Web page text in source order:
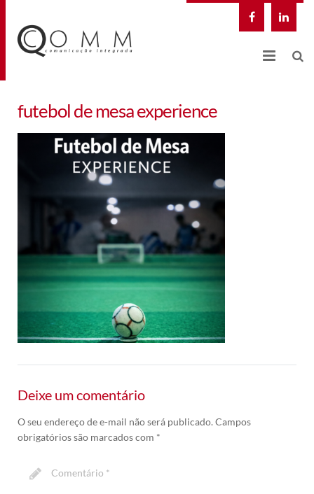
SOLUÇÕES INTEGRADAS
CONTATO
futebol de mesa experience
Deixe um comentário
O seu endereço de e-mail não será publicado. Campos
obrigatórios são marcados com *